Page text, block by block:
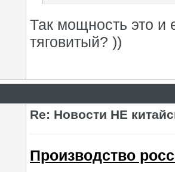
Так мощность это и
тяговитый? ))
Re: Новости НЕ
Производство